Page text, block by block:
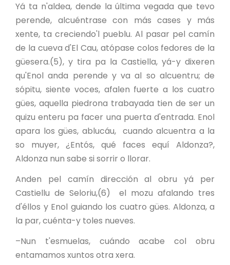
Yá ta n'aldea, dende la última vegada que tevo
perende, alcuéntrase con más cases y más
xente, ta creciendo'l pueblu. Al pasar pel camín
de la cueva d'El Cau, atópase colos fedores de la
güesera.(5), y tira pa la Castiella, yá-y dixeren
qu'Enol anda perende y va al so alcuentru; de
sópitu, siente voces, afalen fuerte a los cuatro
gües, aquella piedrona trabayada tien de ser un
quizu enteru pa facer una puerta d'entrada. Enol
apara los gües, ablucáu, cuando alcuentra a la
so muyer, ¿Entós, qué faces equí Aldonza?,
Aldonza nun sabe si sorrir o llorar.
Anden pel camín dirección al obru yá per
Castiellu de Seloriu,(6) el mozu afalando tres
d'éllos y Enol guiando los cuatro gües. Aldonza, a
la par, cuénta-y toles nueves.
–Nun t'esmuelas, cuándo acabe col obru
entamamos xuntos otra xera.